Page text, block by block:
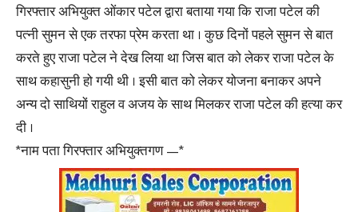
गिरफ्तार अभियुक्त ओंकार पटेल द्वारा बताया गया कि राजा पटेल की
पत्नी सुमन से एक तरफा प्रेम करता था । कुछ दिनों पहले सुमन से बात
करते हुए राजा पटेल ने देख लिया था जिस बात को लेकर राजा पटेल के
साथ कहासुनी हो गयी थी । इसी बात को लेकर योजना बनाकर अपने
अन्य दो साथियों राहुल व अजय के साथ मिलकर राजा पटेल की हत्या कर
दी ।
*नाम पता गिरफ्तार अभियुक्तगण —*